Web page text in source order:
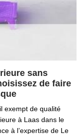
sans
de faire
exempt de qualité
à Laas dans le
à l’expertise de Le